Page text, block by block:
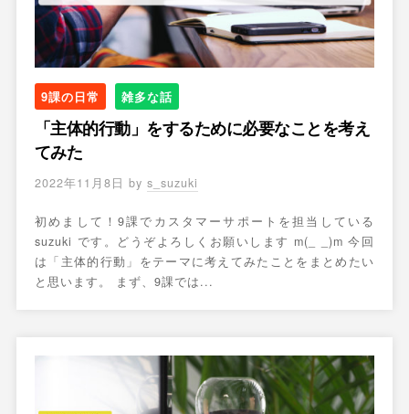
9課の日常 雑多な話
「主体的行動」をするために必要なことを考え
てみた
2022年11月8日 by s_suzuki
初めまして！9課でカスタマーサポートを担当している
suzuki です。どうぞよろしくお願いします m(_ _)m 今回
は「主体的行動」をテーマに考えてみたことをまとめたい
と思います。 まず、9課では...